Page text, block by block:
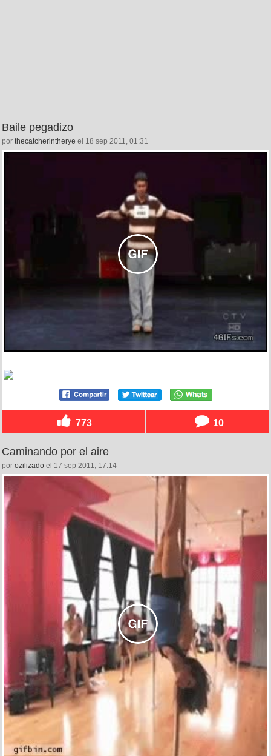
Baile pegadizo
por thecatcherintherye el 18 sep 2011, 01:31
773 10
Caminando por el aire
por ozilizado el 17 sep 2011, 17:14